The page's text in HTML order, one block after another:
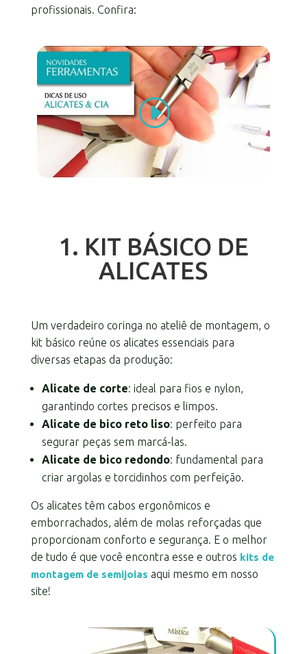
profissionais. Confira:
1. KIT BÁSICO DE
ALICATES
Um verdadeiro coringa no ateliê de montagem, o
kit básico reúne os alicates essenciais para
diversas etapas da produção:
Alicate de corte: ideal para fios e nylon,
garantindo cortes precisos e limpos.
Alicate de bico reto liso: perfeito para
segurar peças sem marcá-las.
Alicate de bico redondo: fundamental para
criar argolas e torcidinhos com perfeição.
Os alicates têm cabos ergonômicos e
emborrachados, além de molas reforçadas que
proporcionam conforto e segurança. E o melhor
de tudo é que você encontra esse e outros kits de
montagem de semijoias aqui mesmo em nosso
site!